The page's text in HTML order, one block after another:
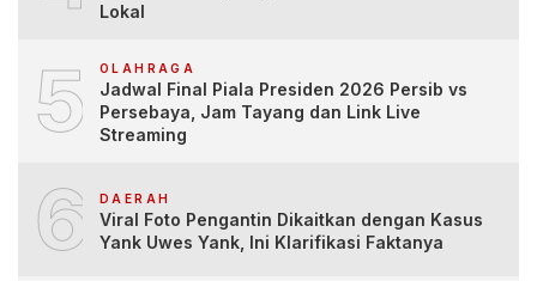
Lokal
5 OLAHRAGA
Jadwal Final Piala Presiden 2026 Persib vs
Persebaya, Jam Tayang dan Link Live
Streaming
6 DAERAH
Viral Foto Pengantin Dikaitkan dengan Kasus
Yank Uwes Yank, Ini Klarifikasi Faktanya